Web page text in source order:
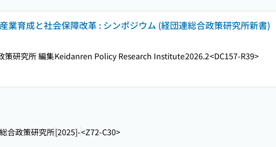
業育成と社会保障改革 : シンポジウム (経団連総合政策研究所新書)
策研究所 編集Keidanren Policy Research Institute2026.2<DC157-R39>
合政策研究所[2025]-<Z72-C30>